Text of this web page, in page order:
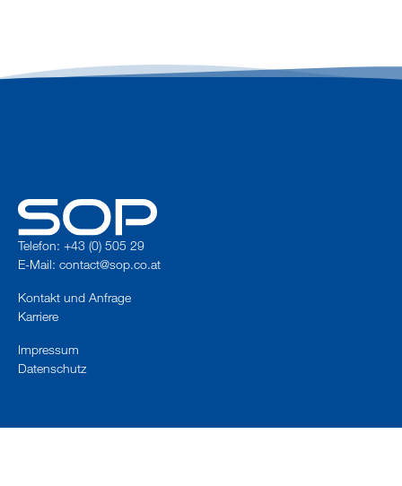
Telefon: +43 (0) 505 29
E-Mail: contact@sop.co.at
Kontakt und Anfrage
Karriere
Impressum
Datenschutz